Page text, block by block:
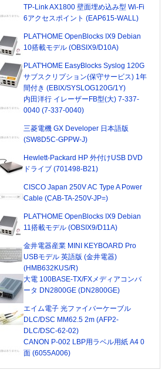
TP-Link AX1800 壁面埋め込み型 Wi-Fi
6アクセスポイント (EAP615-WALL)
PLAT'HOME OpenBlocks IX9 Debian
10搭載モデル (OBSIX9/D10A)
PLAT'HOME EasyBlocks Syslog 120G
サブスクリプション(保守サービス) 1年
間付き (EBIX/SYSLOG120G/1Y)
内田洋行 イレーザーFB型(大) 7-337-
0040 (7-337-0040)
三菱電機 GX Developer 日本語版
(SW8D5C-GPPW-J)
Hewlett-Packard HP 外付けUSB DVD
ドライブ (701498-B21)
CISCO Japan 250V AC Type A Power
Cable (CAB-TA-250V-JP=)
PLAT'HOME OpenBlocks IX9 Debian
11搭載モデル (OBSIX9/D11A)
金井電器産業 MINI KEYBOARD Pro
USBモデル 英語版 (金井電器)
(HMB632KUS/R)
大電 100BASE-TX/FXメディアコンバ
ータ DN2800GE (DN2800GE)
エイム電子 光ファイバーケーブル
DLC/DSC MM62.5 2m (AFP2-
DLC/DSC-62-02)
CANON P-002 LBP用ラベル用紙 A4 0
面 (6055A006)